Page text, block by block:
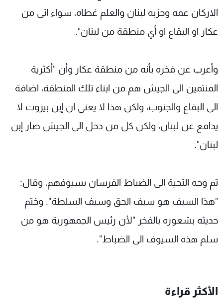
الاركان عمه وحزبه لبنان والعلم غطاه، سواء اتى من
عكار او البقاع او أي منطقة من لبنان".
وأعرب عن فخره بأنه من منطقة عكار وأن "أكثرية
المنتمين الى الجيش هم من ابناء تلك المنطقة، اضافة
الى البقاع والجنوب، ولكن هذا لا يعني ان إبن بيروت لا
يدافع عن لبنان، ولكن كل من دخل الى الجيش صار إبن
لبنان".
ثم وجه التحية الى الضباط الفرسان بسيوفهم، وقال:
"هذا السيف هو سيف الحق وسيف السلطة". وختم
حديثه بشعوره بالفخر "لأن رئيس الجمهورية هو من
سلم هذه السيوف الى الضباط".
الأكثر قراءة